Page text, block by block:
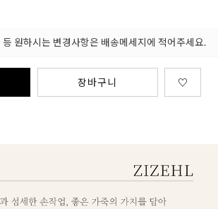
원하시는 변경사항은 배송메세지에 적어주세요.
장바구니 ♡